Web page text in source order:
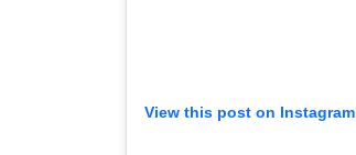
View this post on Instagram